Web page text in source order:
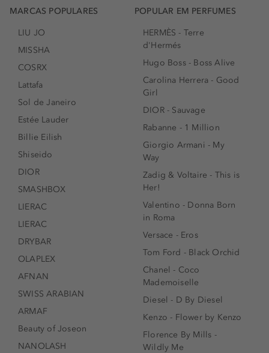
MARCAS POPULARES
LIU JO
MISSHA
COSRX
Lattafa
Sol de Janeiro
Estée Lauder
Billie Eilish
Shiseido
DIOR
SMASHBOX
LIERAC
LIERAC
DRYBAR
OLAPLEX
AFNAN
SWISS ARABIAN
ARMAF
Beauty of Joseon
NANOLASH
POPULAR EM PERFUMES
HERMÈS - Terre
d'Hermés
Hugo Boss - Boss Alive
Carolina Herrera - Good
Girl
DIOR - Sauvage
Rabanne - 1 Million
Giorgio Armani - My
Way
Zadig & Voltaire - This is
Her!
Valentino - Donna Born
in Roma
Versace - Eros
Tom Ford - Black Orchid
Chanel - Coco
Mademoiselle
Diesel - D By Diesel
Kenzo - Flower by Kenzo
Florence By Mills -
Wildly Me